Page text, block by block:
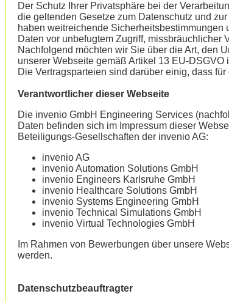
Der Schutz Ihrer Privatsphäre bei der
die geltenden Gesetze zum Datenschutz und
haben weitreichende
Daten vor unbefugtem Zugriff, missbräuchlicher
Nachfolgend möchten wir Sie über die Art, den
unserer Webseite gemäß Artikel 13 EU-DSGVO
Die Vertragsparteien sind darüber einig, dass
Verantwortlicher dieser Webseite
Die invenio GmbH Engineering Services
Daten befinden sich im Impressum dieser
Beteiligungs-Gesellschaften der invenio AG:
invenio AG
invenio Automation Solutions GmbH
invenio Engineers Karlsruhe GmbH
invenio Healthcare Solutions GmbH
invenio Systems Engineering GmbH
invenio Technical Simulations GmbH
invenio Virtual Technologies GmbH
Im Rahmen von Bewerbungen über unsere
werden.
Datenschutzbeauftragter